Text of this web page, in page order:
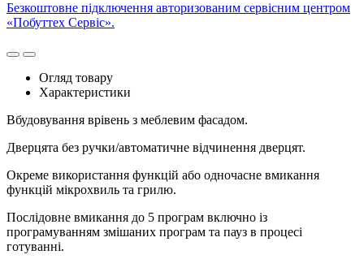
Безкоштовне підключення авторизованим сервісним центром
«Побуттех Сервіс».
Огляд товару
Характеристики
Вбудовування врівень з меблевим фасадом.
Дверцята без ручки/автоматичне відчинення дверцят.
Окреме використання функцій або одночасне вмикання
функцій мікрохвиль та грилю.
Послідовне вмикання до 5 програм включно із
програмуванням змішаних програм та пауз в процесі
готуванні.